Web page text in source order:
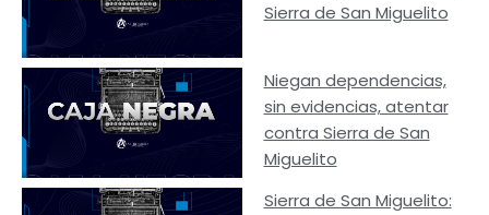
Sierra de San Miguelito
Niegan dependencias,
sin evidencias, atentar
contra Sierra de San
Miguelito
Sierra de San Miguelito: